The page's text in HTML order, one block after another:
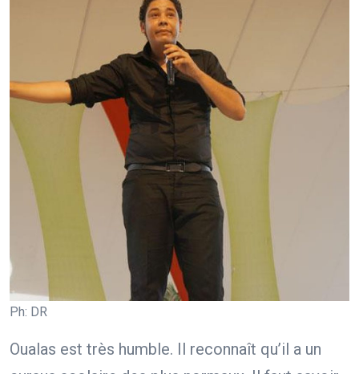
Ph: DR
Oualas est très humble. Il reconnaît qu’il a un